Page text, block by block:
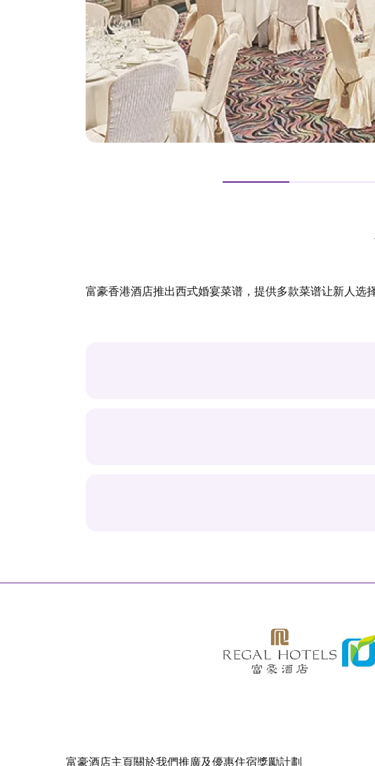
富豪香港酒店推出西式婚宴菜谱，提供多款菜谱让新人选
富豪酒店主頁關於我們推廣及優惠住宿獎勵計劃